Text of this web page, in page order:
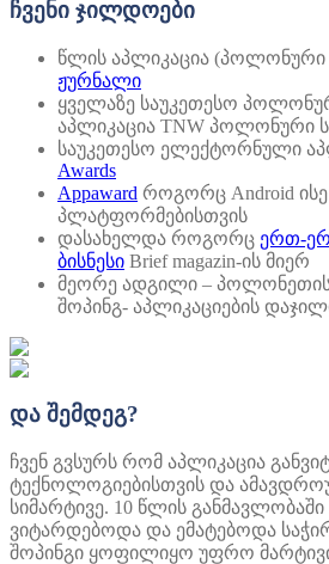
ჩვენი ჯილდოები
წლის აპლიკაცია
ჟურნალი
ყველაზე საუკეთესო
აპლიკაცია TNW პოლონური
საუკეთესო ელექტორნული
Awards
Appaward როგორც Android ისე
პლატფორმებისთვის
დასახელდა როგორც ერთ-
ბისნესი Brief magazin-ის მიერ
მეორე ადგილი –
შოპინგ- აპლიკაციების
და შემდეგ?
ჩვენ გვსურს რომ აპლიკაცია
ტექნოლოგიებისთვის და
სიმარტივე. 10 წლის
ვიტარდებოდა და ემატებოდა
შოპინგი ყოფილიყო უფრო